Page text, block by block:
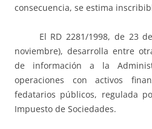
consecuencia, se estima
El RD 2281/1998, de 23 de
noviembre), desarrolla entre
de información a la
operaciones con activos
fedatarios públicos, regulada
Impuesto de Sociedades.